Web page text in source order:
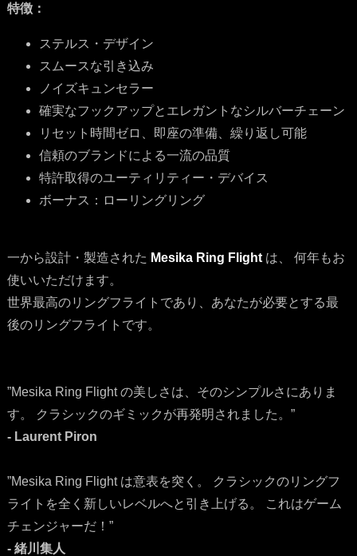
特徴：
ステルス・デザイン
スムースな引き込み
ノイズキュンセラー
確実なフックアップとエレガントなシルバーチェーン
リセット時間ゼロ、即座の準備、繰り返し可能
信頼のブランドによる一流の品質
特許取得のユーティリティー・デバイス
ボーナス：ローリングリング
一から設計・製造された Mesika Ring Flight は、 何年もお
使いいただけます。
世界最高のリングフライトであり、あなたが必要とする最
後のリングフライトです。
”Mesika Ring Flight の美しさは、そのシンプルさにありま
す。 クラシックのギミックが再発明されました。”
- Laurent Piron
”Mesika Ring Flight は意表を突く。 クラシックのリングフ
ライトを全く新しいレベルへと引き上げる。 これはゲーム
チェンジャーだ！”
- 緒川集人